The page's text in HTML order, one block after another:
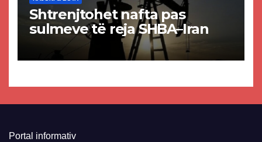
Shtrenjtohet nafta pas
sulmeve të reja SHBA–Iran
Portal informativ